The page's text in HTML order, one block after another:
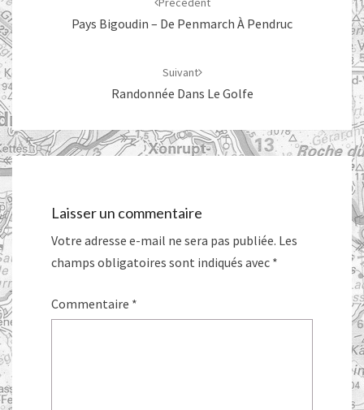
Pays Bigoudin – De Penmarch À Pendruc
Suivant
Randonnée Dans Le Golfe
Laisser un commentaire
Votre adresse e-mail ne sera pas publiée. Les
champs obligatoires sont indiqués avec *
Commentaire *